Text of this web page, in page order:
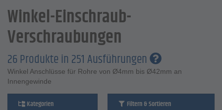
Winkel-Einschraub-
Verschraubungen
26 Produkte in 251 Ausführungen
Winkel Anschlüsse für Rohre von Ø4mm bis Ø42mm an
Innengewinde
Kategorien Filtern & Sortieren